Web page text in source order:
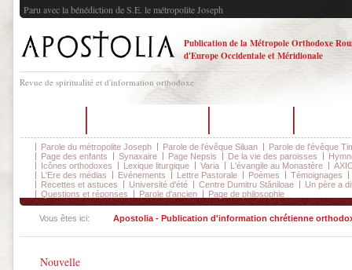
Paru avec la bénédiction de S.E. le métropolite Joseph
Publication de la Métropole Orthodoxe
d'Europe Occidentale et Méridionale
Revue de spiritualité et d'information orthodoxe
Parole du métropolite Joseph Parole de l'évêque Siluan
Parole de l'évêque
Page des enfants
Synaxaire Page Nepsis De la vie des paroisses
Icônes orthodoxes
Lexique liturgique Varia L'évangile au Monastère
L'Ere des médias
Evénements Lettre Pastorale Poèmes
Témoignages
Recettes et astuces
Université d'été Centre Dumitru Stăniloae
Un père a
Questions et réponses
Parole d'ancien Page de philosophie
Vous êtes ici: Apostolia - Publication d'information chrétienne
Nouvelle